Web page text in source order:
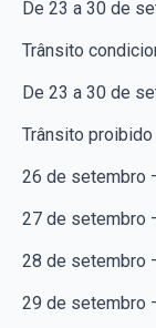
De 23 a 30 de
Trânsito
De 23 a 30 de
Trânsito proibido
26 de setembro
27 de setembro
28 de setembro
29 de setembro